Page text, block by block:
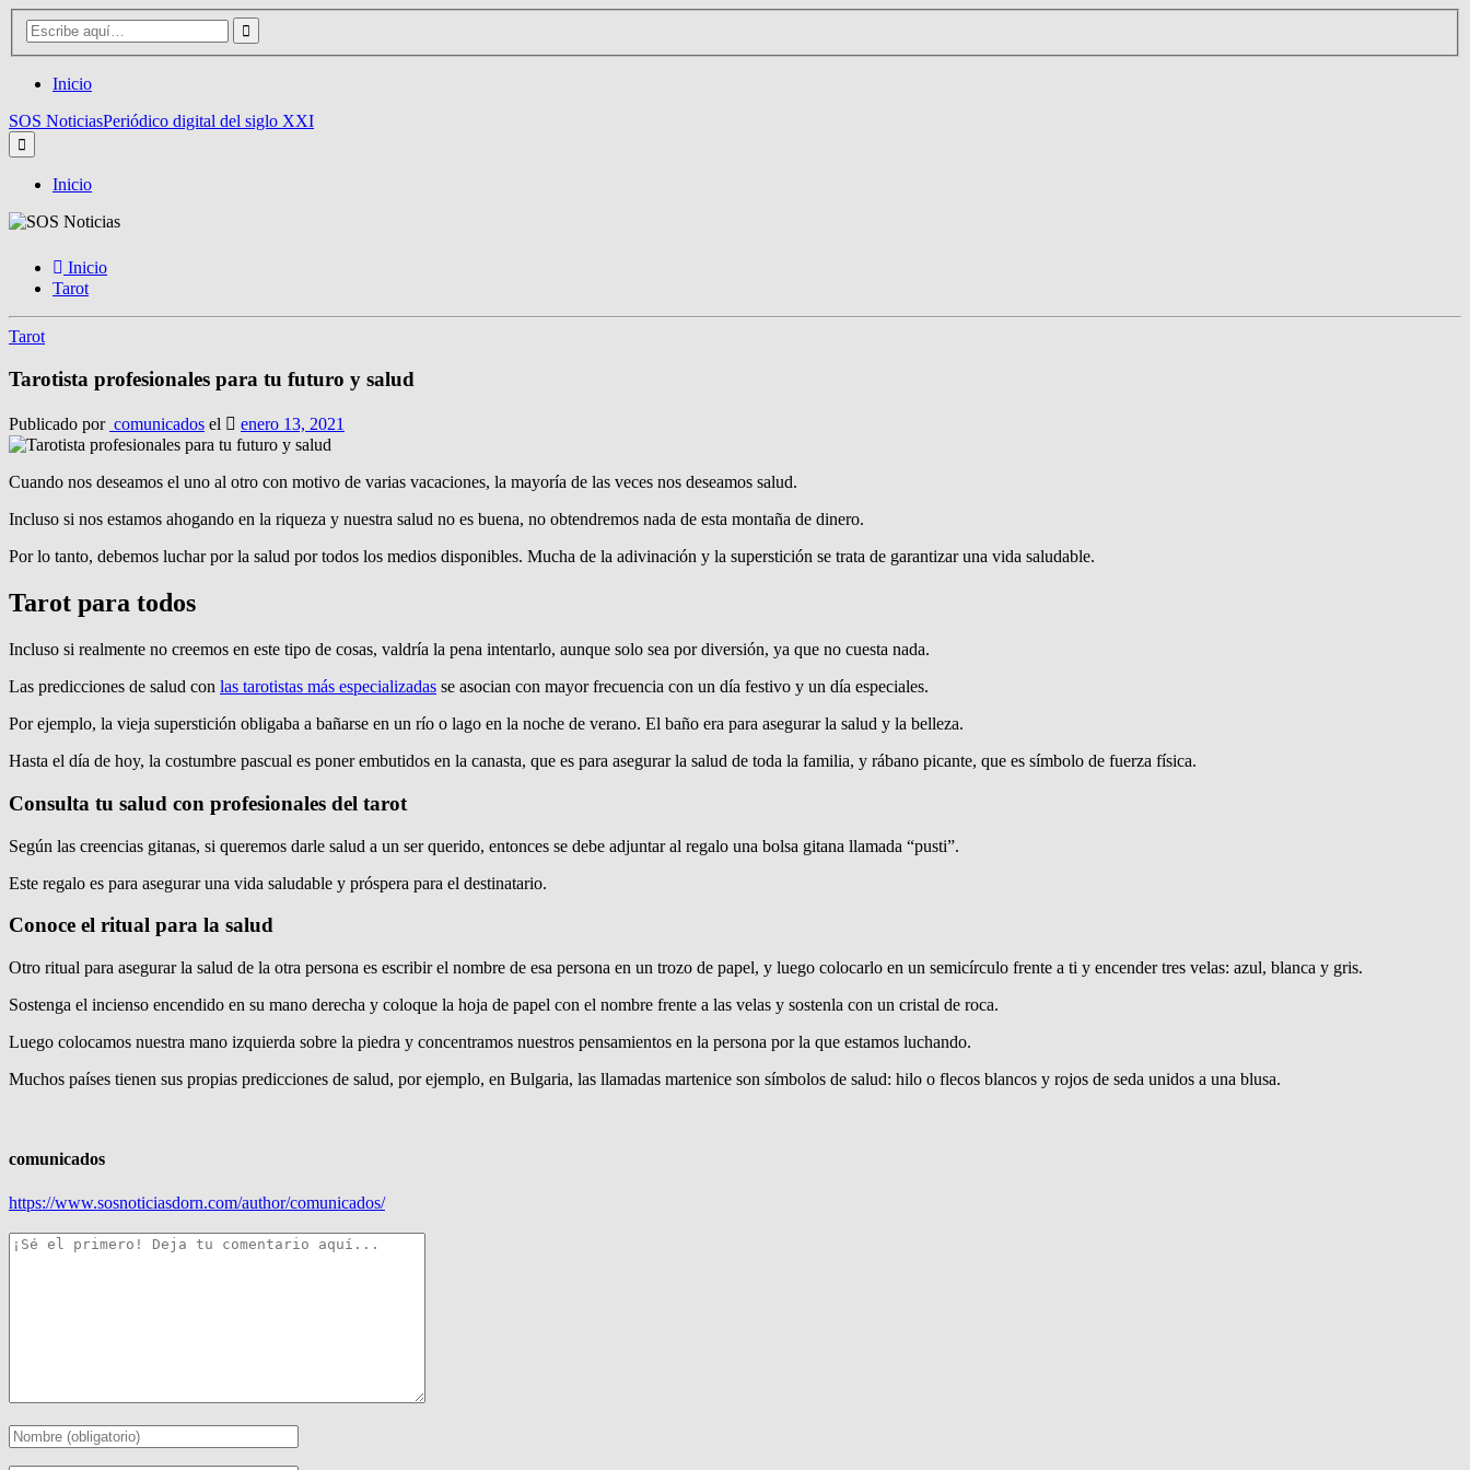
Inicio
SOS NoticiasPeriódico digital del siglo XXI
Inicio
Inicio
Tarot
Tarot
Tarotista profesionales para tu futuro y salud
Publicado por comunicados el enero 13, 2021
Cuando nos deseamos el uno al otro con motivo de varias vacaciones, la mayoría de las veces nos deseamos salud.
Incluso si nos estamos ahogando en la riqueza y nuestra salud no es buena, no obtendremos nada de esta montaña de dinero.
Por lo tanto, debemos luchar por la salud por todos los medios disponibles. Mucha de la adivinación y la superstición se trata de garantizar una vida saludable.
Tarot para todos
Incluso si realmente no creemos en este tipo de cosas, valdría la pena intentarlo, aunque solo sea por diversión, ya que no cuesta nada.
Las predicciones de salud con las tarotistas más especializadas se asocian con mayor frecuencia con un día festivo y un día especiales.
Por ejemplo, la vieja superstición obligaba a bañarse en un río o lago en la noche de verano. El baño era para asegurar la salud y la belleza.
Hasta el día de hoy, la costumbre pascual es poner embutidos en la canasta, que es para asegurar la salud de toda la familia, y rábano picante, que es símbolo de fuerza física.
Consulta tu salud con profesionales del tarot
Según las creencias gitanas, si queremos darle salud a un ser querido, entonces se debe adjuntar al regalo una bolsa gitana llamada “pusti”.
Este regalo es para asegurar una vida saludable y próspera para el destinatario.
Conoce el ritual para la salud
Otro ritual para asegurar la salud de la otra persona es escribir el nombre de esa persona en un trozo de papel, y luego colocarlo en un semicírculo frente a ti y encender tres velas: azul, blanca y gris.
Sostenga el incienso encendido en su mano derecha y coloque la hoja de papel con el nombre frente a las velas y sostenla con un cristal de roca.
Luego colocamos nuestra mano izquierda sobre la piedra y concentramos nuestros pensamientos en la persona por la que estamos luchando.
Muchos países tienen sus propias predicciones de salud, por ejemplo, en Bulgaria, las llamadas martenice son símbolos de salud: hilo o flecos blancos y rojos de seda unidos a una blusa.
comunicados
https://www.sosnoticiasdorn.com/author/comunicados/